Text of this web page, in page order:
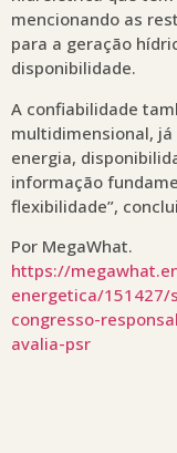
mencionando as
para a geração
disponibilidade.
A confiabilidade
multidimensional,
energia,
informação
flexibilidade”,
Por MegaWhat.
https://
energetica/
congresso-
avalia-psr